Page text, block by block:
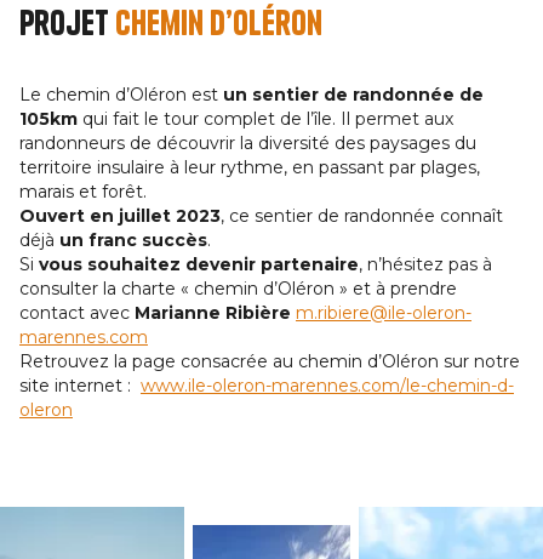
projet chemin d’Oléron
Le chemin d’Oléron est un sentier de randonnée de
105km qui fait le tour complet de l’île. Il permet aux
randonneurs de découvrir la diversité des paysages du
territoire insulaire à leur rythme, en passant par plages,
marais et forêt.
Ouvert en juillet 2023, ce sentier de randonnée connaît
déjà un franc succès.
Si vous souhaitez devenir partenaire, n’hésitez pas à
consulter la charte « chemin d’Oléron » et à prendre
contact avec Marianne Ribière m.ribiere@ile-oleron-
marennes.com
Retrouvez la page consacrée au chemin d’Oléron sur notre
site internet : www.ile-oleron-marennes.com/le-chemin-d-
oleron